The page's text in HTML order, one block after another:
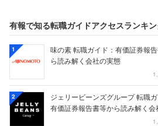
有報で知る転職ガイドアクセスランキ
1
味の素 転職ガイド：有価証券報
ら読み解く会社の実態
2
ジェリービーンズグループ 転職ガ
有価証券報告書等から読み解く会